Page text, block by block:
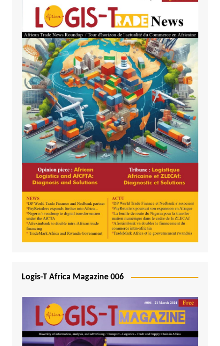
Logis-T Africa Magazine 006